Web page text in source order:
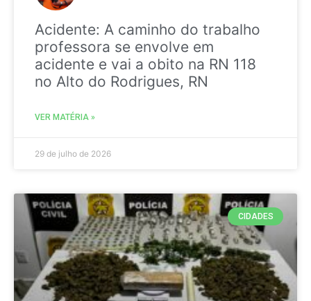
Acidente: A caminho do trabalho
professora se envolve em
acidente e vai a obito na RN 118
no Alto do Rodrigues, RN
VER MATÉRIA »
29 de julho de 2026
CIDADES